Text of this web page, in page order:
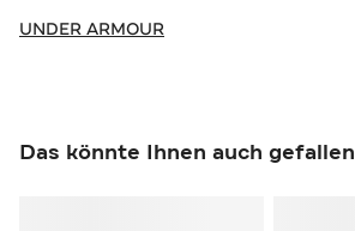
UNDER ARMOUR
Das könnte Ihnen auch gefallen